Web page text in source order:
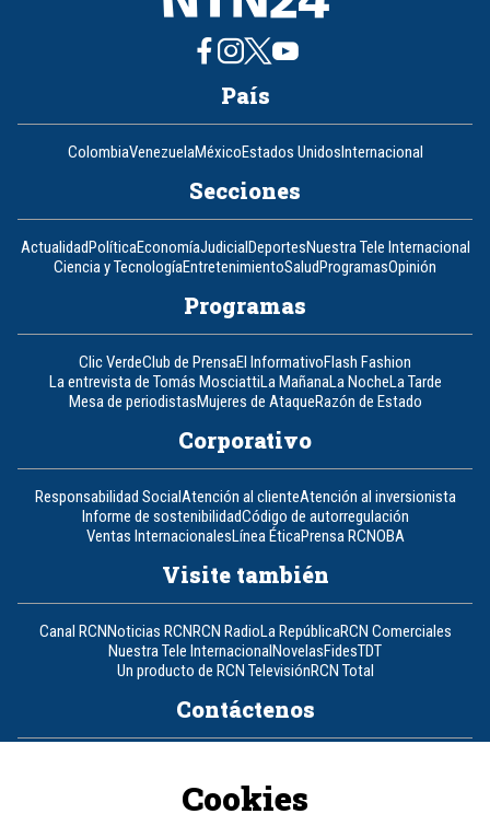
País
ColombiaVenezuelaMéxicoEstados UnidosInternacional
Secciones
ActualidadPolíticaEconomíaJudicialDeportesNuestra Tele Internacional
Ciencia y TecnologíaEntretenimientoSaludProgramasOpinión
Programas
Clic VerdeClub de PrensaEl InformativoFlash Fashion
La entrevista de Tomás MosciattiLa MañanaLa NocheLa Tarde
Mesa de periodistasMujeres de AtaqueRazón de Estado
Corporativo
Responsabilidad SocialAtención al clienteAtención al inversionista
Informe de sostenibilidadCódigo de autorregulación
Ventas InternacionalesLínea ÉticaPrensa RCNOBA
Visite también
Canal RCNNoticias RCNRCN RadioLa RepúblicaRCN Comerciales
Nuestra Tele InternacionalNovelasFidesTDT
Un producto de RCN TelevisiónRCN Total
Contáctenos
Cookies